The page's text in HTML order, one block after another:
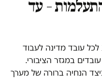
– עד
עובד מדינה לעבוד
במגזר הציבורי.
הנחיה ברורה של מערך